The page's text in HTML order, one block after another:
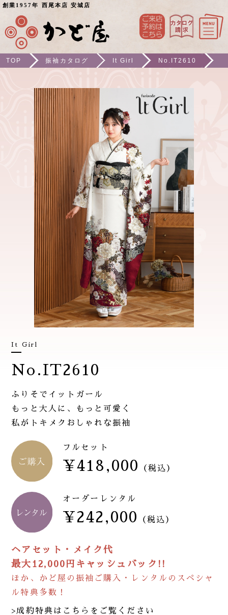
創業1957年 西尾本店 安城店
TOP 振袖カタログ It Girl No.IT2610
It Girl
No.IT2610
ふりそでイットガール
もっと大人に、もっと可愛く
私がトキメクおしゃれな振袖
フルセット
¥418,000 （税込）
オーダーレンタル
¥242,000 （税込）
ヘアセット・メイク代
最大12,000円キャッシュバック!!
ほか、かど屋の振袖ご購入・レンタルのスペシャ
ル特典多数！
>成約特典はこちらをご覧ください